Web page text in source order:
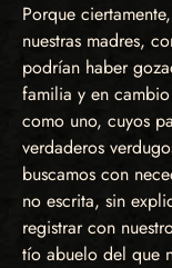
Porque
nuestras madres,
podrían haber
familia y en
como uno, cuyos
verdaderos
buscamos con
no escrita, sin
registrar con
tío abuelo del que